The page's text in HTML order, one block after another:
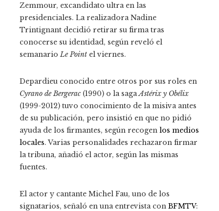
Zemmour, excandidato ultra en las
presidenciales. La realizadora Nadine
Trintignant decidió retirar su firma tras
conocerse su identidad, según reveló el
semanarioLe Point el viernes.
Depardieu conocido entre otros por sus roles en
Cyrano de Bergerac (1990) o la sagaAstérix y Obélix
(1999-2012) tuvo conocimiento de la misiva antes
de su publicación, pero insistió en que no pidió
ayuda de los firmantes, según recogen los medios
locales. Varias personalidades rechazaron firmar
la tribuna, añadió el actor, según las mismas
fuentes.
El actor y cantante Michel Fau, uno de los
signatarios, señaló en una entrevista con BFMTV: